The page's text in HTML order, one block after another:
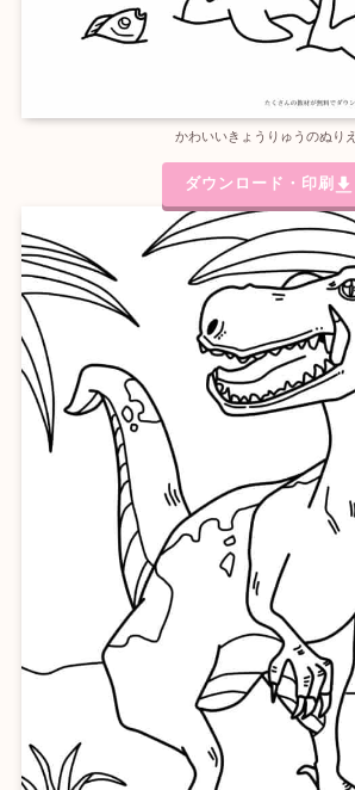
かわいいきょうりゅうのぬりえ
ダウンロード・印刷